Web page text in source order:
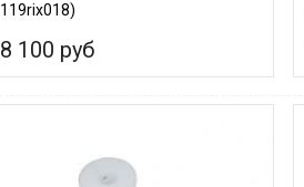
119rix018)
8 100 руб